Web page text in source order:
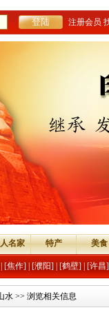
注册会员
名家 特产 美食
[焦作] [濮阳] [鹤壁] [许昌]
水 >> 浏览相关信息